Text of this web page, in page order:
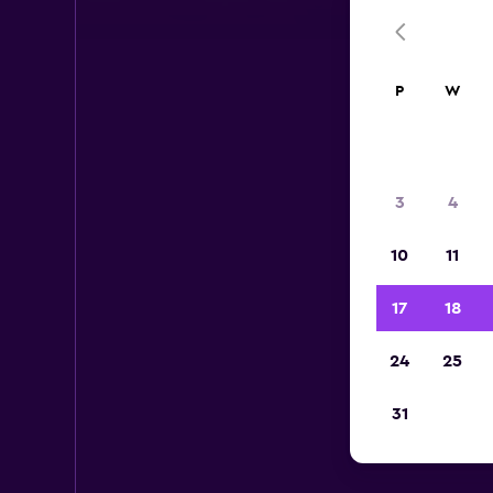
P W
3 4
10 11
17 18
24 25
31